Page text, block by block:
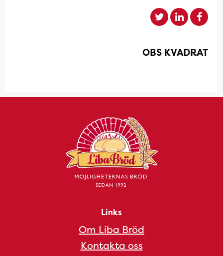
OBS KVADRAT
Links
Om Liba Bröd
Kontakta oss